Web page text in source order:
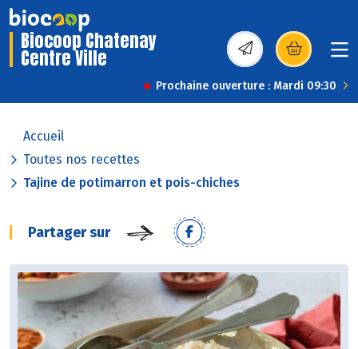
Biocoop Chatenay
Centre Ville (s’ouvre dans une
Prochaine ouverture : Mardi 09:30
Accueil
Toutes nos recettes
Tajine de potimarron et pois-chiches
Partager sur